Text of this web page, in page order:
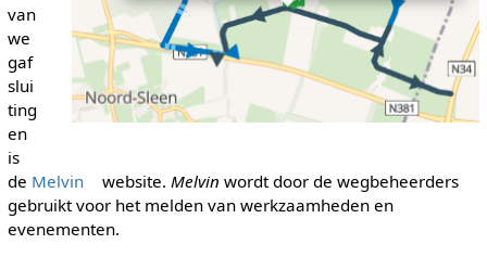
van
we
gaf
slui
ting
en
is
de Melvin website. Melvin wordt door de wegbeheerders
gebruikt voor het melden van werkzaamheden en
evenementen.